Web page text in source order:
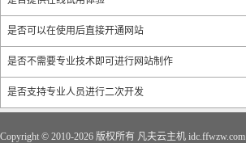
是否可以在使用后直接开通网站
是否不需要专业技术即可进行网站制作
是否支持专业人员进行二次开发
Copyright © 2010-2026 版权所有 凡夫云主机 idc.ffwzw.com